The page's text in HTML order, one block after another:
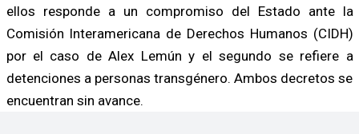
ellos responde a un compromiso del Estado ante la
Comisión Interamericana de Derechos Humanos (CIDH)
por el caso de Alex Lemún y el segundo se refiere a
detenciones a personas transgénero. Ambos decretos se
encuentran sin avance.